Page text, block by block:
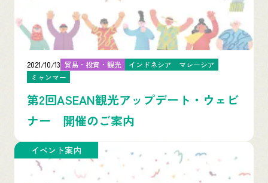
2021/10/13 貿易・投資・観光 インドネシア
マレーシア
ミャンマー
第2回ASEAN観光アップデート・ウェビ
ナー 開催のご案内
イベント案内